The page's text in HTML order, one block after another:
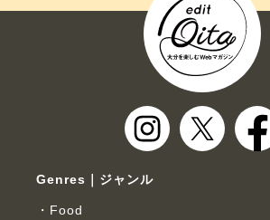
Genres｜ジャンル
Food